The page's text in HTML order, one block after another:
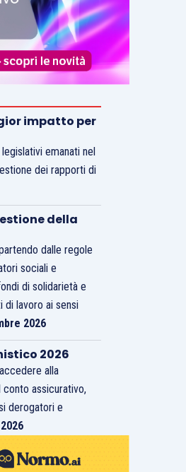
impatto per
emanati nel
dei rapporti di
della
dalle regole
sociali e
di solidarietà e
di lavoro ai sensi
2026
2026
alla
assicurativo,
derogatori e